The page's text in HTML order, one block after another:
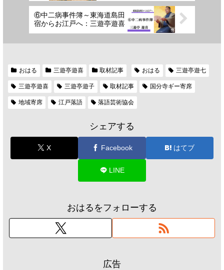
⑥中二病事件簿～東海道島田
宿からお江戸へ：三遊亭遊喜
おはる 三遊亭遊喜 取材記事 おはる 三遊亭遊七
三遊亭遊喜 三遊亭遊子 取材記事 国分寺ギー寄席
地域寄席 江戸落語 落語芸術協会
シェアする
X Facebook はてブ
LINE
おはるをフォローする
広告